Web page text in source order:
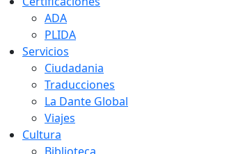
ADA
PLIDA
Servicios
Ciudadania
Traducciones
La Dante Global
Viajes
Cultura